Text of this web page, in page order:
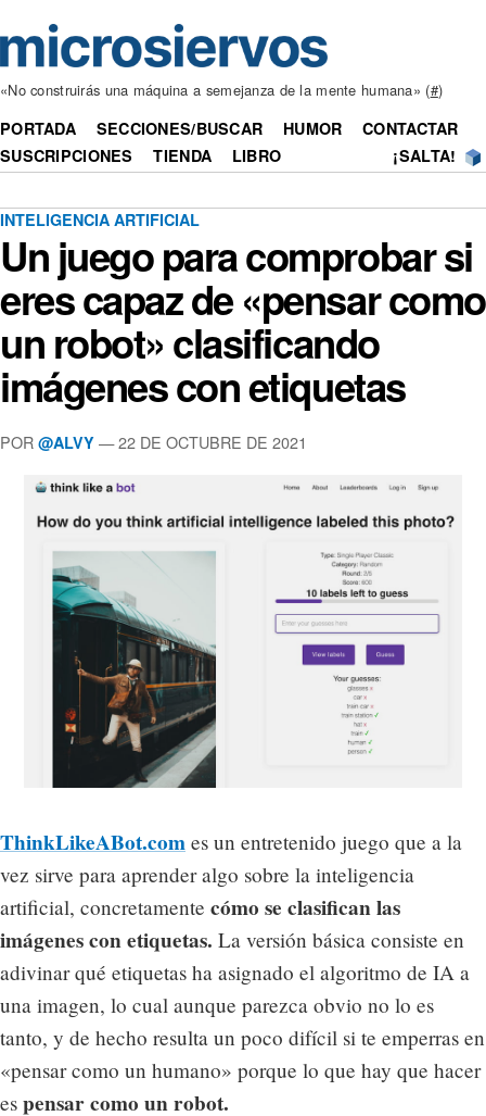
«No construirás una máquina a semejanza de la mente humana» (#)
PORTADA SECCIONES/BUSCAR HUMOR
CONTACTAR
SUSCRIPCIONES
TIENDA LIBRO ¡SALTA!
INTELIGENCIA ARTIFICIAL
Un juego para comprobar si
eres capaz de «pensar como
un robot» clasificando
imágenes con etiquetas
POR @ALVY — 22 DE OCTUBRE DE 2021
ThinkLikeABot.com es un entretenido juego que a la
vez sirve para aprender algo sobre la inteligencia
artificial, concretamente cómo se clasifican las
imágenes con etiquetas. La versión básica consiste en
adivinar qué etiquetas ha asignado el algoritmo de IA a
una imagen, lo cual aunque parezca obvio no lo es
tanto, y de hecho resulta un poco difícil si te emperras en
«pensar como un humano» porque lo que hay que hacer
es pensar como un robot.